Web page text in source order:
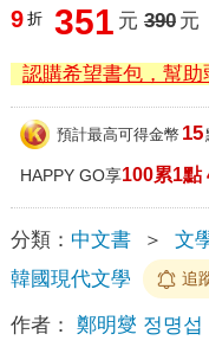
9 折 351 元 390 元
認購希望書包，幫助
預計最高可得金幣 15
HAPPY GO享100累1點
分類： 中文書 ＞ 文
韓國現代文學
追
作者： 鄭明燮 정명섭